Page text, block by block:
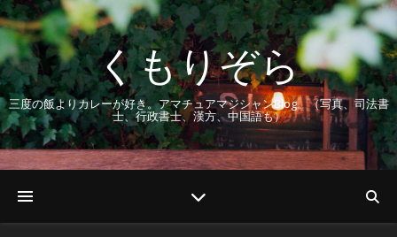
くもりぞら
三度の飯よりカレーが好き。アマチュアマジシャンBlog。（写真、司法書
士、行政書士、漢方、中国語も）